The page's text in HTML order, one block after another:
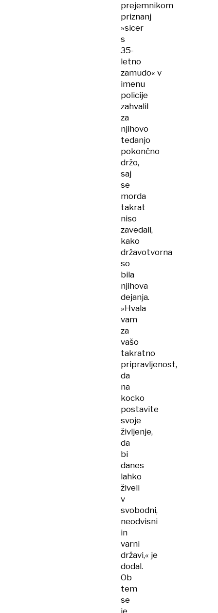
prejemnikom
priznanj
»sicer
s
35-
letno
zamudo« v
imenu
policije
zahvalil
za
njihovo
tedanjo
pokončno
držo,
saj
se
morda
takrat
niso
zavedali,
kako
državotvorna
so
bila
njihova
dejanja.
»Hvala
vam
za
vašo
takratno
pripravljenost,
da
na
kocko
postavite
svoje
življenje,
da
bi
danes
lahko
živeli
v
svobodni,
neodvisni
in
varni
državi,« je
dodal.
Ob
tem
se
je